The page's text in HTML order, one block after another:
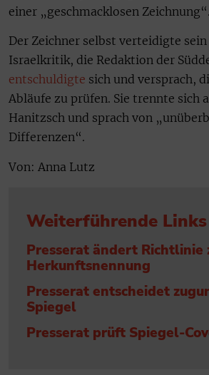
einer „geschmacklosen Zeichnung“.
Der Zeichner selbst verteidigte
Israelkritik, die Redaktion der
entschuldigte sich und versprach,
Abläufe zu prüfen. Sie trennte sich
Hanitzsch und sprach von
Differenzen“.
Von: Anna Lutz
Weiterführende Links
Presserat ändert Richtlinie
Herkunftsnennung
Presserat entscheidet
Spiegel
Presserat prüft Spiegel-